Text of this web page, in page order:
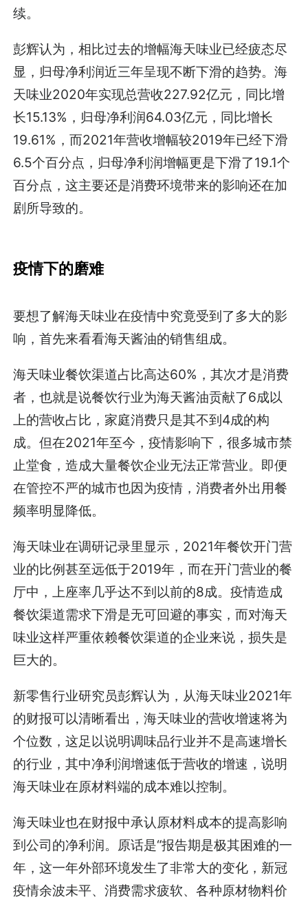
续。
彭辉认为，相比过去的增幅海天味业已经疲态尽
显，归母净利润近三年呈现不断下滑的趋势。海
天味业2020年实现总营收227.92亿元，同比增
长15.13%，归母净利润64.03亿元，同比增长
19.61%，而2021年营收增幅较2019年已经下滑
6.5个百分点，归母净利润增幅更是下滑了19.1个
百分点，这主要还是消费环境带来的影响还在加
剧所导致的。
疫情下的磨难
要想了解海天味业在疫情中究竟受到了多大的影
响，首先来看看海天酱油的销售组成。
海天味业餐饮渠道占比高达60%，其次才是消费
者，也就是说餐饮行业为海天酱油贡献了6成以
上的营收占比，家庭消费只是其不到4成的构
成。但在2021年至今，疫情影响下，很多城市禁
止堂食，造成大量餐饮企业无法正常营业。即便
在管控不严的城市也因为疫情，消费者外出用餐
频率明显降低。
海天味业在调研记录里显示，2021年餐饮开门营
业的比例甚至远低于2019年，而在开门营业的餐
厅中，上座率几乎达不到以前的8成。疫情造成
餐饮渠道需求下滑是无可回避的事实，而对海天
味业这样严重依赖餐饮渠道的企业来说，损失是
巨大的。
新零售行业研究员彭辉认为，从海天味业2021年
的财报可以清晰看出，海天味业的营收增速将为
个位数，这足以说明调味品行业并不是高速增长
的行业，其中净利润增速低于营收的增速，说明
海天味业在原材料端的成本难以控制。
海天味业也在财报中承认原材料成本的提高影响
到公司的净利润。原话是“报告期是极其困难的一
年，这一年外部环境发生了非常大的变化，新冠
疫情余波未平、消费需求疲软、各种原材物料价